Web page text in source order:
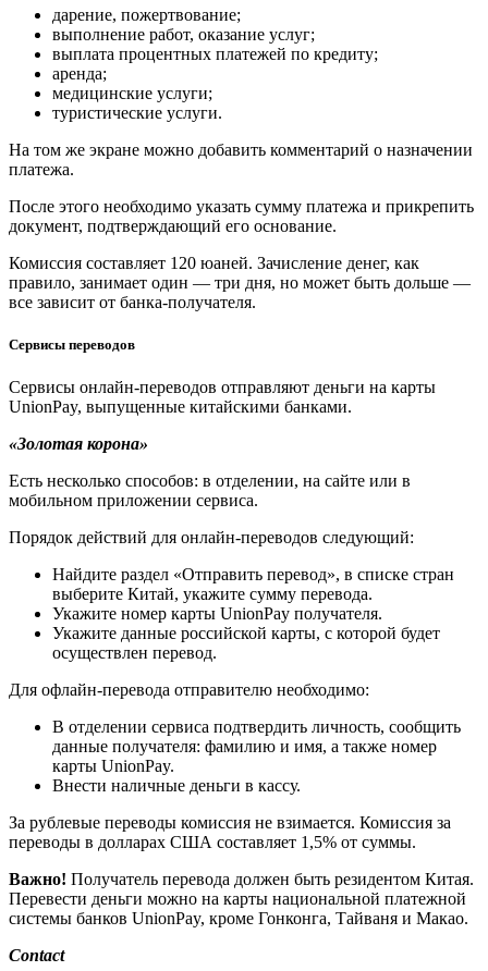
дарение, пожертвование;
выполнение работ, оказание услуг;
выплата процентных платежей по кредиту;
аренда;
медицинские услуги;
туристические услуги.
На том же экране можно добавить комментарий о назначении
платежа.
После этого необходимо указать сумму платежа и прикрепить
документ, подтверждающий его основание.
Комиссия составляет 120 юаней. Зачисление денег, как
правило, занимает один — три дня, но может быть дольше —
все зависит от банка-получателя.
Сервисы переводов
Сервисы онлайн-переводов отправляют деньги на карты
UnionPay, выпущенные китайскими банками.
«Золотая корона»
Есть несколько способов: в отделении, на сайте или в
мобильном приложении сервиса.
Порядок действий для онлайн-переводов следующий:
Найдите раздел «Отправить перевод», в списке стран
выберите Китай, укажите сумму перевода.
Укажите номер карты UnionPay получателя.
Укажите данные российской карты, с которой будет
осуществлен перевод.
Для офлайн-перевода отправителю необходимо:
В отделении сервиса подтвердить личность, сообщить
данные получателя: фамилию и имя, а также номер
карты UnionPay.
Внести наличные деньги в кассу.
За рублевые переводы комиссия не взимается. Комиссия за
переводы в долларах США составляет 1,5% от суммы.
Важно! Получатель перевода должен быть резидентом Китая.
Перевести деньги можно на карты национальной платежной
системы банков UnionPay, кроме Гонконга, Тайваня и Макао.
Contact